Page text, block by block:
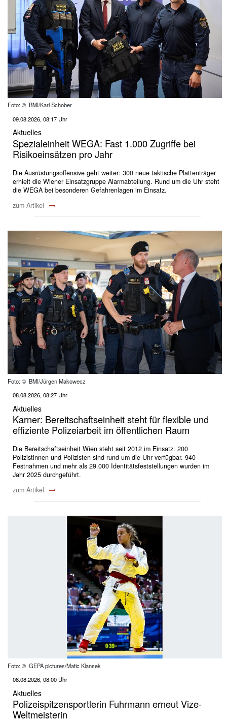
Foto: © BMI/Karl Schober
09.08.2026, 08:17 Uhr
Aktuelles
Spezialeinheit WEGA: Fast 1.000 Zugriffe bei
Risikoeinsätzen pro Jahr
Die Ausrüstungsoffensive geht weiter: 300 neue taktische Plattenträger
erhielt die Wiener Einsatzgruppe Alarmabteilung. Rund um die Uhr steht
die WEGA bei besonderen Gefahrenlagen im Einsatz.
zum Artikel
Foto: © BMI/Jürgen Makowecz
08.08.2026, 08:27 Uhr
Aktuelles
Karner: Bereitschaftseinheit steht für flexible und
effiziente Polizeiarbeit im öffentlichen Raum
Die Bereitschaftseinheit Wien steht seit 2012 im Einsatz. 200
Polizistinnen und Polizisten sind rund um die Uhr verfügbar. 940
Festnahmen und mehr als 29.000 Identitätsfeststellungen wurden im
Jahr 2025 durchgeführt.
zum Artikel
Foto: © GEPA pictures/Matic Klansek
08.08.2026, 08:00 Uhr
Aktuelles
Polizeispitzensportlerin Fuhrmann erneut Vize-
Weltmeisterin